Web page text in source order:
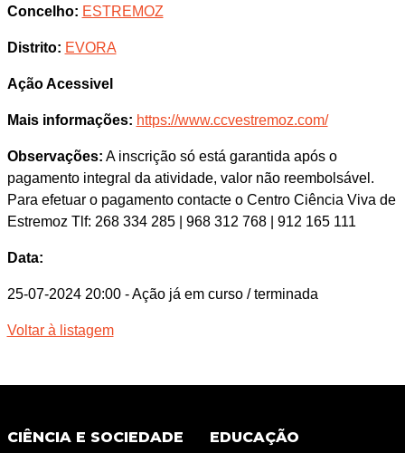
Concelho: ESTREMOZ
Distrito: EVORA
Ação Acessivel
Mais informações: https://www.ccvestremoz.com/
Observações: A inscrição só está garantida após o
pagamento integral da atividade, valor não reembolsável.
Para efetuar o pagamento contacte o Centro Ciência Viva de
Estremoz Tlf: 268 334 285 | 968 312 768 | 912 165 111
Data:
25-07-2024 20:00 - Ação já em curso / terminada
Voltar à listagem
CIÊNCIA E SOCIEDADE EDUCAÇÃO